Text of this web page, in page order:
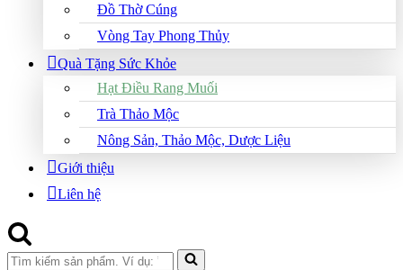
Đồ Thờ Cúng
Vòng Tay Phong Thủy
Quà Tặng Sức Khỏe
Hạt Điều Rang Muối
Trà Thảo Mộc
Nông Sản, Thảo Mộc, Dược Liệu
Giới thiệu
Liên hệ
Search